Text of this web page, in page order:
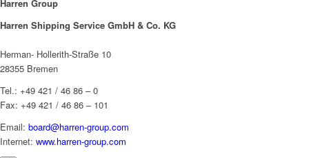
Harren Group
Harren Shipping Service GmbH & Co. KG
Herman- Hollerith-Straße 10
28355 Bremen
Tel.: +49 421 / 46 86 – 0
Fax: +49 421 / 46 86 – 101
Email: board@harren-group.com
Internet: www.harren-group.com